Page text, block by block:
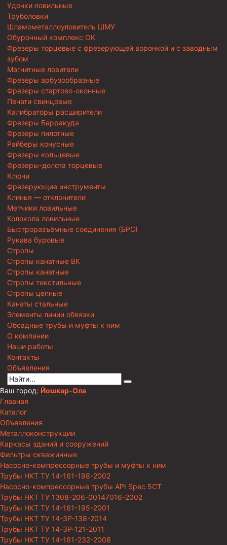
Удочки ловильные
Труболовки
Шламометаллоуловитель ШМУ
Обурочный комплекс ОК
Фрезеры торцевые с фрезерующей воронкой и с заводным
зубом
Магнитные ловители
Фрезеры арбузообразные
Фрезеры стартово-оконные
Печати свинцовые
Калибраторы расширители
Фрезеры Барракуда
Фрезеры пилотные
Райберы конусные
Фрезеры кольцевые
Фрезеры-долота торцевые
Ключи
Фрезерующие инструменты
Клинья — отклонители
Метчики ловильные
Колокола ловильные
Быстроразъёмные соединения (БРС)
Рукава буровые
Стропы
Стропы канатные ВК
Стропы канатные
Стропы текстильные
Стропы цепные
Канаты стальные
Элементы линии обвязки
Обсадные трубы и муфты к ним
О компании
Наши работы
Контакты
Объявления
Ваш город: Йошкар-Ола
Главная
Каталог
Объявления
Металлоконструкции
Каркасы зданий и сооружений
Фильтры скважинные
Насосно-компрессорные трубы и муфты к ним
Трубы НКТ ТУ 14-161-198-2002
Насосно-компрессорные трубы API Spec 5CT
Трубы НКТ ТУ 1308-206-00147016-2002
Трубы НКТ ТУ 14-161-195-2001
Трубы НКТ ТУ 14-3Р-138-2014
Трубы НКТ ТУ 14-3Р-121-2011
Трубы НКТ ТУ 14-161-232-2008